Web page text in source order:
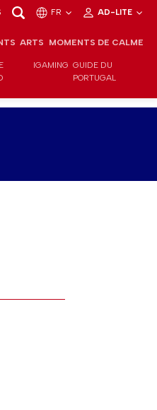
FR AD-LITE
ARTS MOMENTS DE CALME
IGAMING GUIDE DU
PORTUGAL